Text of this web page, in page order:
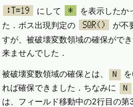
:T=19 にして *
を表示したか
た．ボス出現判定の
SQR()
が不
すが、被破壊変数領域の確保がで
来ませんでした．
被破壊変数領域の確保とは、 N
れば確保できました．ちなみに
N
は、フィールド移動中の2行目の第